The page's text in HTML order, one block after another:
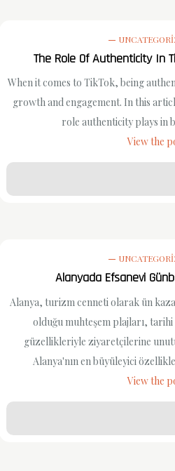
The Role Of Authenticity In
When it comes to TikTok, being
growth and engagement. In this
role authenticity plays in
View the
Alanyada Efsanevi
Alanya, turizm cenneti olarak ün
olduğu muhteşem plajları, tarihi
güzellikleriyle ziyaretçilerine
Alanya'nın en büyüleyici
View the